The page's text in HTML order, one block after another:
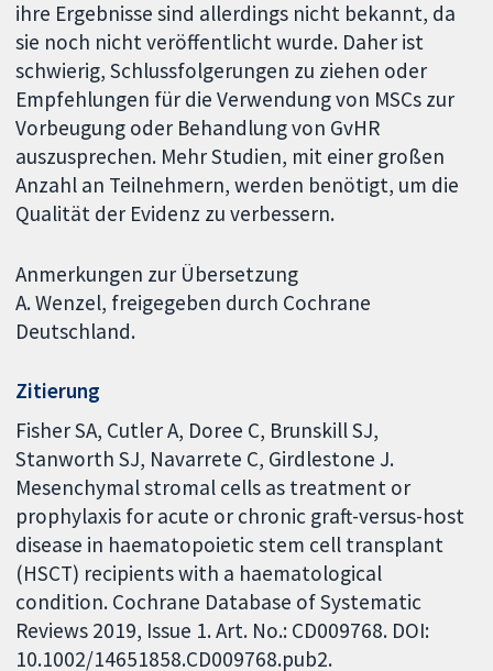
ihre Ergebnisse sind allerdings nicht bekannt, da
sie noch nicht veröffentlicht wurde. Daher ist
schwierig, Schlussfolgerungen zu ziehen oder
Empfehlungen für die Verwendung von MSCs zur
Vorbeugung oder Behandlung von GvHR
auszusprechen. Mehr Studien, mit einer großen
Anzahl an Teilnehmern, werden benötigt, um die
Qualität der Evidenz zu verbessern.
Anmerkungen zur Übersetzung
A. Wenzel, freigegeben durch Cochrane
Deutschland.
Zitierung
Fisher SA, Cutler A, Doree C, Brunskill SJ,
Stanworth SJ, Navarrete C, Girdlestone J.
Mesenchymal stromal cells as treatment or
prophylaxis for acute or chronic graft-versus-host
disease in haematopoietic stem cell transplant
(HSCT) recipients with a haematological
condition. Cochrane Database of Systematic
Reviews 2019, Issue 1. Art. No.: CD009768. DOI:
10.1002/14651858.CD009768.pub2.